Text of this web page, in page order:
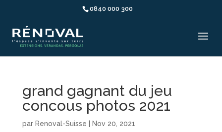
0840 000 300
grand gagnant du jeu
concous photos 2021
par Renoval-Suisse Nov 20, 2021